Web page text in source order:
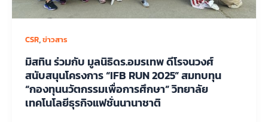
CSR,ข่าวสาร
มิสทิน ร่วมกับ มูลนิธิดร.อมรเทพ ดีโรจนวงศ์
สนับสนุนโครงการ “IFB RUN 2025” สมทบทุน
“กองทุนนวัตกรรมเพื่อการศึกษา” วิทยาลัย
เทคโนโลยีธุรกิจแฟชั่นนานาชาติ